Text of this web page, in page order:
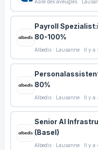
Asile des aveugles ·
Payroll
80-100%
Albedis · Lausanne · Il y a
80%
Albedis · Lausanne · Il y a
Senior AI
(Basel)
Albedis · Lausanne · Il y a